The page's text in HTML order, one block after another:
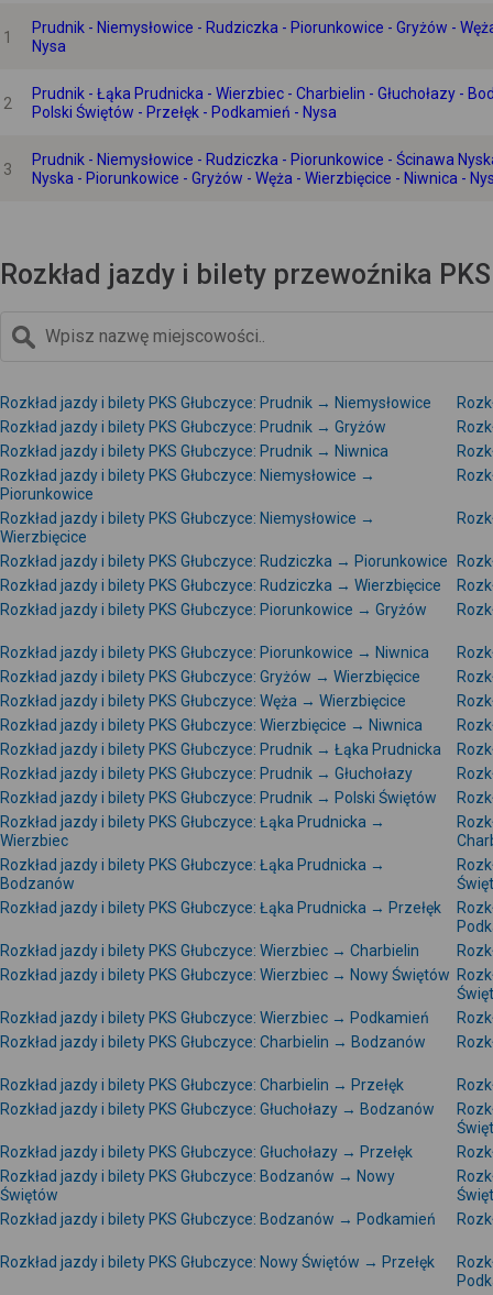
1
Prudnik - Niemysłowice - Rudziczka - Piorunkowice - Gryżów -
Nysa
2
Prudnik - Łąka Prudnicka - Wierzbiec - Charbielin - Głuchołazy -
Polski Świętów - Przełęk - Podkamień - Nysa
3
Prudnik - Niemysłowice - Rudziczka - Piorunkowice - Ścinawa
Nyska - Piorunkowice - Gryżów - Węża - Wierzbięcice - Niwnica -
Rozkład jazdy i bilety przewoźnika
Rozkład jazdy i bilety PKS Głubczyce: Prudnik → Niemysłowice
Rozkład jazdy i bilety PKS Głubczyce: Prudnik → Gryżów
Rozkład jazdy i bilety PKS Głubczyce: Prudnik → Niwnica
Rozkład jazdy i bilety PKS Głubczyce: Niemysłowice →
Piorunkowice
Rozkład jazdy i bilety PKS Głubczyce: Niemysłowice →
Wierzbięcice
Rozkład jazdy i bilety PKS Głubczyce: Rudziczka → Piorunkowice
Rozkład jazdy i bilety PKS Głubczyce: Rudziczka → Wierzbięcice
Rozkład jazdy i bilety PKS Głubczyce: Piorunkowice → Gryżów
Rozkład jazdy i bilety PKS Głubczyce: Piorunkowice → Niwnica
Rozkład jazdy i bilety PKS Głubczyce: Gryżów → Wierzbięcice
Rozkład jazdy i bilety PKS Głubczyce: Węża → Wierzbięcice
Rozkład jazdy i bilety PKS Głubczyce: Wierzbięcice → Niwnica
Rozkład jazdy i bilety PKS Głubczyce: Prudnik → Łąka Prudnicka
Rozkład jazdy i bilety PKS Głubczyce: Prudnik → Głuchołazy
Rozkład jazdy i bilety PKS Głubczyce: Prudnik → Polski Świętów
Rozkład jazdy i bilety PKS Głubczyce: Łąka Prudnicka →
Wierzbiec
Rozkład jazdy i bilety PKS Głubczyce: Łąka Prudnicka →
Bodzanów
Rozkład jazdy i bilety PKS Głubczyce: Łąka Prudnicka → Przełęk
Rozkład jazdy i bilety PKS Głubczyce: Wierzbiec → Charbielin
Rozkład jazdy i bilety PKS Głubczyce: Wierzbiec → Nowy Świętów
Rozkład jazdy i bilety PKS Głubczyce: Wierzbiec → Podkamień
Rozkład jazdy i bilety PKS Głubczyce: Charbielin → Bodzanów
Rozkład jazdy i bilety PKS Głubczyce: Charbielin → Przełęk
Rozkład jazdy i bilety PKS Głubczyce: Głuchołazy → Bodzanów
Rozkład jazdy i bilety PKS Głubczyce: Głuchołazy → Przełęk
Rozkład jazdy i bilety PKS Głubczyce: Bodzanów → Nowy
Świętów
Rozkład jazdy i bilety PKS Głubczyce: Bodzanów → Podkamień
Rozkład jazdy i bilety PKS Głubczyce: Nowy Świętów → Przełęk